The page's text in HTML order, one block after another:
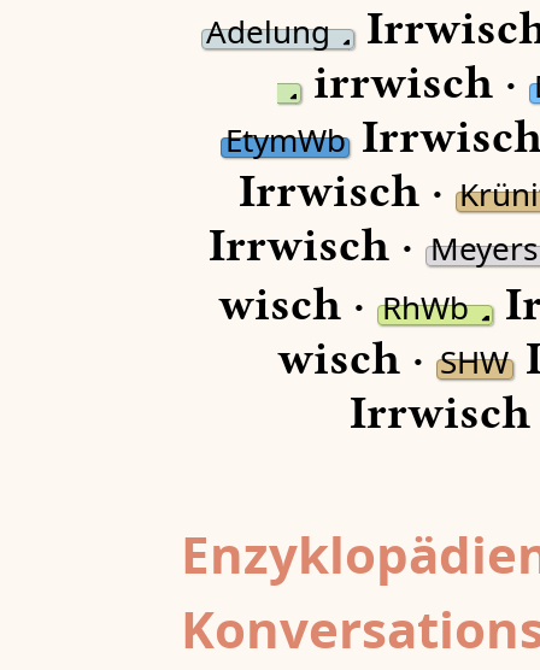
Adelung
irrwisch ·
EtymWb
Irrwisch ·
Irrwisch · Meyers
wisch ·RhWb
wisch · SHW
Irrwisch